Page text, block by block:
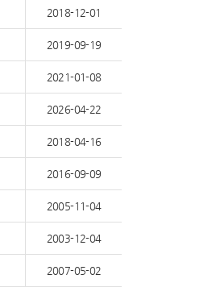
2018-12-01
2019-09-19
2021-01-08
2026-04-22
2018-04-16
2016-09-09
2005-11-04
2003-12-04
2007-05-02